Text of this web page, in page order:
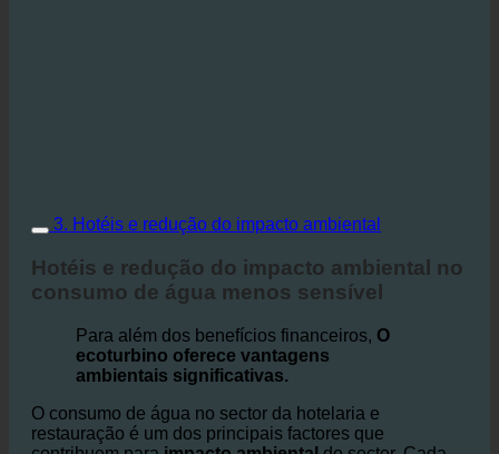
3. Hotéis e redução do impacto ambiental
consumo de água menos sensível
Para além dos benefícios financeiros,
ecoturbino oferece vantagens
ambientais significativas.